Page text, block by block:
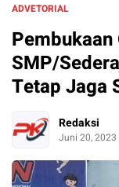
ADVETORIAL
Pembukaan
SMP/
Tetap Jaga
Redaksi
Juni 20, 2023